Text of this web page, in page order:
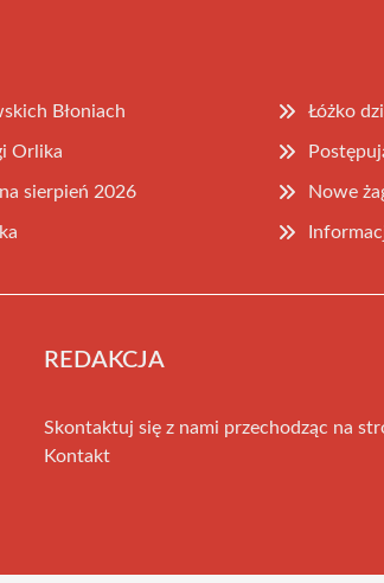
Błoniach Łóżko
Orlika
sierpień 2026 Nowe
REDAKCJA
Skontaktuj się z nami przechodząc na
Kontakt